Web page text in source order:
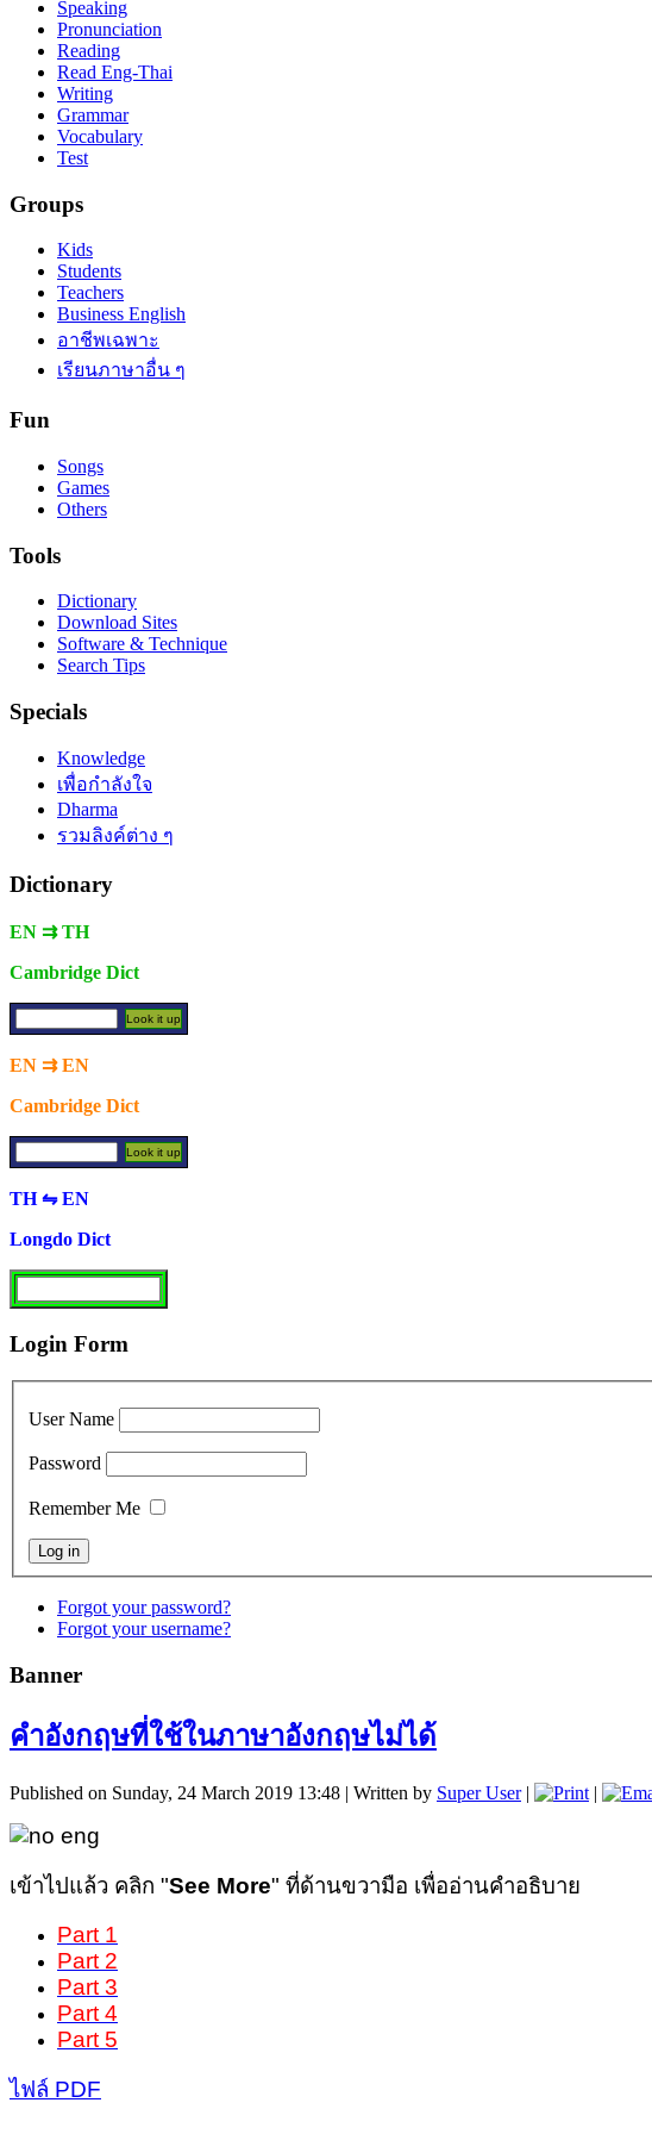
Speaking
Pronunciation
Reading
Read Eng-Thai
Writing
Grammar
Vocabulary
Test
Groups
Kids
Students
Teachers
Business English
อาชีพเฉพาะ
เรียนภาษาอื่น ๆ
Fun
Songs
Games
Others
Tools
Dictionary
Download Sites
Software & Technique
Search Tips
Specials
Knowledge
เพื่อกำลังใจ
Dharma
รวมลิงค์ต่าง ๆ
Dictionary
EN ⇉ TH
Cambridge Dict
EN ⇉ EN
Cambridge Dict
TH ⇋ EN
Longdo Dict
Login Form
User Name
Password
Remember Me
Forgot your password?
Forgot your username?
Banner
คำอังกฤษที่ใช้ในภาษาอังกฤษไม่ได้
Published on Sunday, 24 March 2019 13:48 | Written by Super User| |
เข้าไปแล้ว คลิก "See More" ที่ด้านขวามือ เพื่ออ่านคำอธิบาย
Part 1
Part 2
Part 3
Part 4
Part 5
ไฟล์ PDF